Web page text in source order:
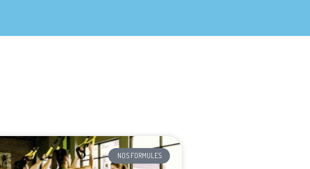
NOS FORMULES